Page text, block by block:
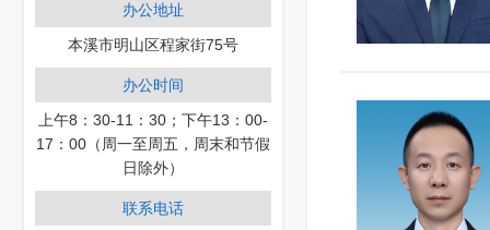
办公地址
本溪市明山区程家街75号
办公时间
上午8：30-11：30；下午13：00-
17：00（周一至周五，周末和节假
日除外）
联系电话